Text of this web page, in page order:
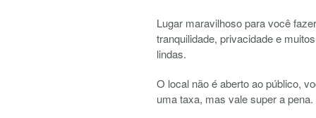
Lugar maravilhoso para você
tranquilidade, privacidade e
lindas.
O local não é aberto ao público,
uma taxa, mas vale super a pena.